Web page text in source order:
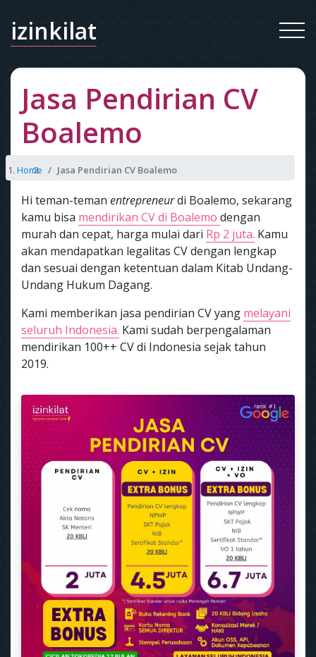
izinkilat
Jasa Pendirian CV
Boalemo
Home Jasa Pendirian CV Boalemo
Hi teman-teman entrepreneurdi Boalemo, sekarang
kamu bisa mendirikan CV di Boalemo dengan
murah dan cepat, harga mulai dari Rp 2 juta. Kamu
akan mendapatkan legalitas CV dengan lengkap
dan sesuai dengan ketentuan dalam Kitab Undang-
Undang Hukum Dagang.
Kami memberikan jasa pendirian CV yang melayani
seluruh Indonesia. Kami sudah berpengalaman
mendirikan 100++ CV di Indonesia sejak tahun
2019.